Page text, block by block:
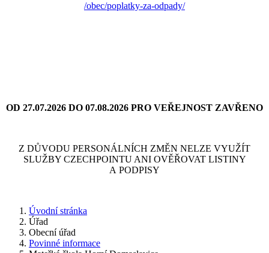
/obec/poplatky-za-odpady/
OD 27.07.2026 DO 07.08.2026 PRO VEŘEJNOST ZAVŘENO
Z DŮVODU PERSONÁLNÍCH ZMĚN NELZE VYUŽÍT
SLUŽBY CZECHPOINTU ANI OVĚŘOVAT LISTINY
A PODPISY
Úvodní stránka
Úřad
Obecní úřad
Povinné informace